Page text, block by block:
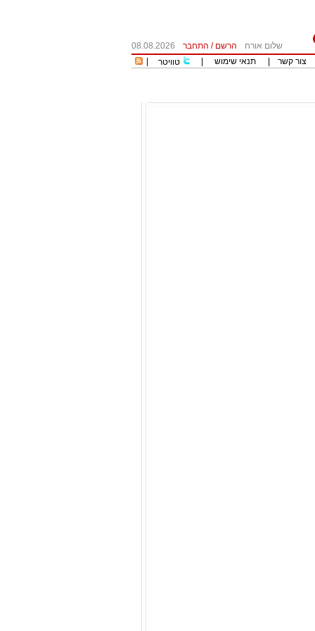
שלום אורח הרשם / התחבר
08.08.2026
צור קשר תנאי שימוש טוויטר